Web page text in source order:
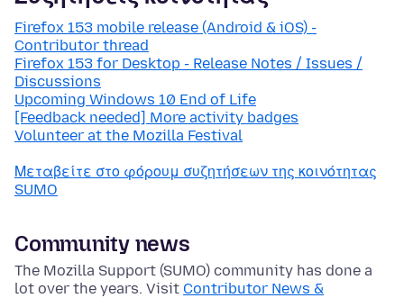
Firefox 153 mobile release (Android & iOS) -
Contributor thread
Firefox 153 for Desktop - Release Notes / Issues /
Discussions
Upcoming Windows 10 End of Life
[Feedback needed] More activity badges
Volunteer at the Mozilla Festival
Μεταβείτε στο φόρουμ συζητήσεων της κοινότητας
SUMO
Community news
The Mozilla Support (SUMO) community has done a
lot over the years. Visit Contributor News &